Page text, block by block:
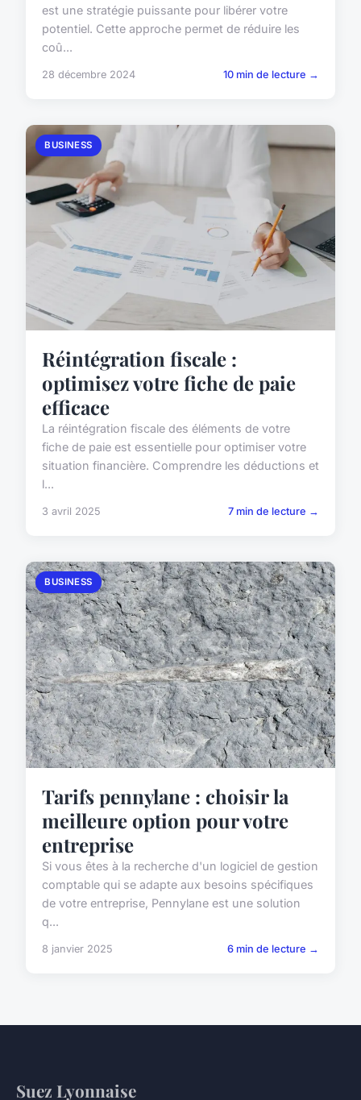
est une stratégie puissante pour libérer votre
potentiel. Cette approche permet de réduire les
coû...
28 décembre 2024 10 min de lecture →
BUSINESS
Réintégration fiscale :
optimisez votre fiche de paie
efficace
La réintégration fiscale des éléments de votre
fiche de paie est essentielle pour optimiser votre
situation financière. Comprendre les déductions et
l...
3 avril 2025 7 min de lecture →
BUSINESS
Tarifs pennylane : choisir la
meilleure option pour votre
entreprise
Si vous êtes à la recherche d'un logiciel de gestion
comptable qui se adapte aux besoins spécifiques
de votre entreprise, Pennylane est une solution
q...
8 janvier 2025 6 min de lecture →
Suez Lyonnaise